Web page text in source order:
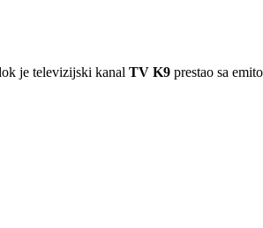
je televizijski kanal TV K9 prestao sa